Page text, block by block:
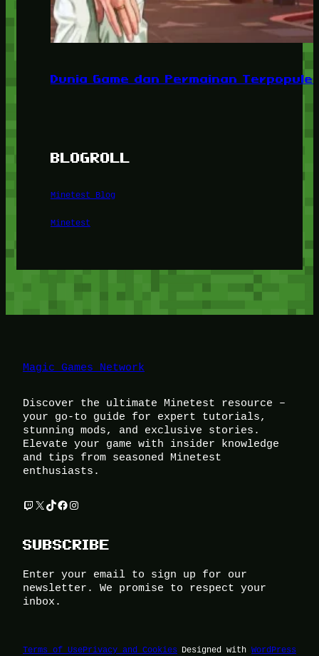
Dunia Game dan Permainan
BLOGROLL
Minetest Blog
Minetest
Magic Games Network
Discover the ultimate Minetest resource –
your go-to guide for expert tutorials,
stunning mods, and exclusive stories.
Elevate your game with insider knowledge
and tips from seasoned Minetest
enthusiasts.
Twitch X TikTok Facebook Instagram
SUBSCRIBE
Enter your email to sign up for our
newsletter. We promise to respect your
inbox.
Terms of UsePrivacy and Cookies Designed with WordPress